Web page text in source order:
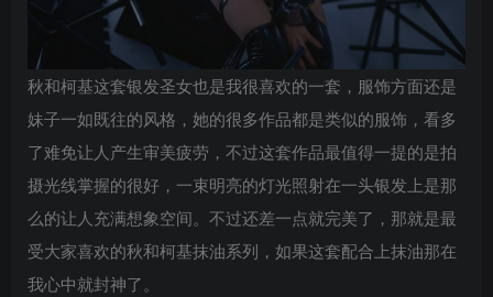
秋和柯基这套银发圣女也是我很喜欢的一套，服饰方面还是
妹子一如既往的风格，她的很多作品都是类似的服饰，看多
了难免让人产生审美疲劳，不过这套作品最值得一提的是拍
摄光线掌握的很好，一束明亮的灯光照射在一头银发上是那
么的让人充满想象空间。不过还差一点就完美了，那就是最
受大家喜欢的秋和柯基抹油系列，如果这套配合上抹油那在
我心中就封神了。